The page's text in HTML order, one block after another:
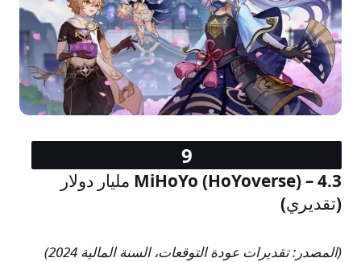
MiHoYo (HoYoverse) – 4.3 مليار دولار
(تقديري)
(المصدر: تقديرات عودة التوقعات، السنة المالية 2024)